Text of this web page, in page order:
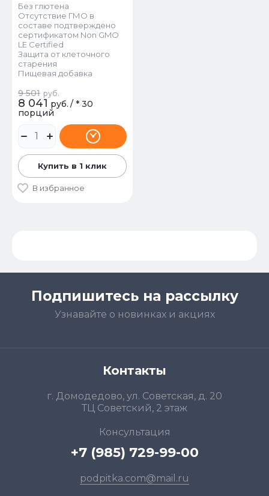
Без глютена
Отсутствие ГМО в
составе подтверждено
сертификатом Non GMO
LE Certified
Защита от клеточного
старения
Пищевая добавка
9 501 руб.
8 041 руб. / * 30
порций
Купить в 1 клик
В избранное
Подпишитесь на рассылку
Узнавайте о новинках и акциях
Контакты
г. Домодедово, ул. Советская, д. 20
ТЦ Советский, 2 этаж
Консультация
+7 (985) 729-99-00
podpitka.com@mail.ru